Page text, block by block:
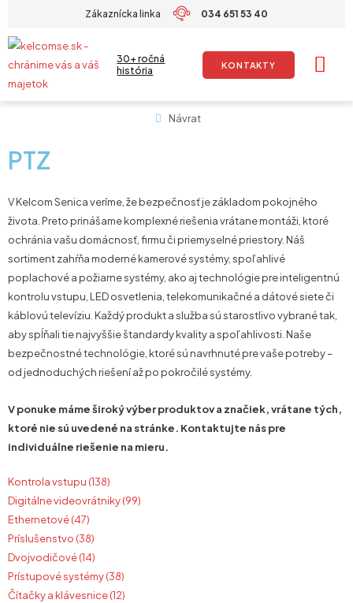
obsah
Zákaznícka linka 034 651 53 40
30+ ročná
história
KONTAKTY
Návrat
PTZ
V Kelcom Senica veríme, že bezpečnosť je základom pokojného
života. Preto prinášame komplexné riešenia vrátane montáži, ktoré
ochránia vašu domácnosť, firmu či priemyselné priestory. Náš
sortiment zahŕňa moderné kamerové systémy, spoľahlivé
poplachové a požiarne systémy, ako aj technológie pre inteligentnú
kontrolu vstupu, LED osvetlenia, telekomunikačné a dátové siete či
káblovú televíziu. Každý produkt a služba sú starostlivo vybrané tak,
aby spĺňali tie najvyššie štandardy kvality a spoľahlivosti. Naše
bezpečnostné technológie, ktoré sú navrhnuté pre vaše potreby –
od jednoduchých riešení až po pokročilé systémy.
V ponuke máme široký výber produktov a značiek, vrátane tých,
ktoré nie sú uvedené na stránke. Kontaktujte nás pre
individuálne riešenie na mieru.
Kontrola vstupu (138)
Digitálne videovrátniky (99)
Ethernetové (47)
Príslušenstvo (38)
Dvojvodičové (14)
Prístupové systémy (38)
Čítačky a klávesnice (12)